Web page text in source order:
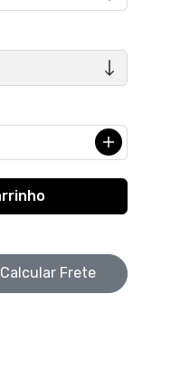
Calcular Frete